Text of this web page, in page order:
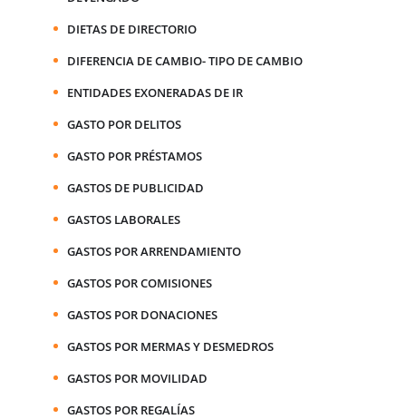
DIETAS DE DIRECTORIO
DIFERENCIA DE CAMBIO- TIPO DE CAMBIO
ENTIDADES EXONERADAS DE IR
GASTO POR DELITOS
GASTO POR PRÉSTAMOS
GASTOS DE PUBLICIDAD
GASTOS LABORALES
GASTOS POR ARRENDAMIENTO
GASTOS POR COMISIONES
GASTOS POR DONACIONES
GASTOS POR MERMAS Y DESMEDROS
GASTOS POR MOVILIDAD
GASTOS POR REGALÍAS